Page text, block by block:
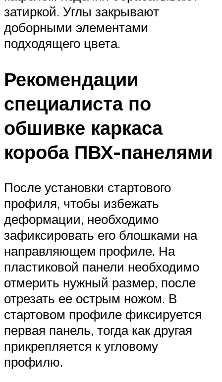
затиркой. Углы закрывают
доборными элементами
подходящего цвета.
Рекомендации
специалиста по
обшивке каркаса
короба ПВХ-панелями
После установки стартового
профиля, чтобы избежать
деформации, необходимо
зафиксировать его блошками на
направляющем профиле. На
пластиковой панели необходимо
отмерить нужный размер, после
отрезать ее острым ножом. В
стартовом профиле фиксируется
первая панель, тогда как другая
прикрепляется к угловому
профилю.